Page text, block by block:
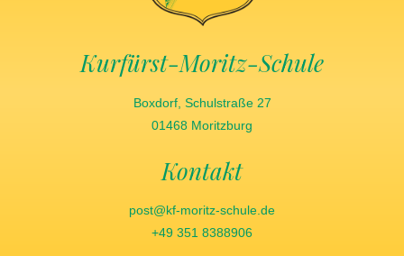
Kurfürst-Moritz-Schule
Boxdorf, Schulstraße 27
01468 Moritzburg
Kontakt
post@kf-moritz-schule.de
+49 351 8388906